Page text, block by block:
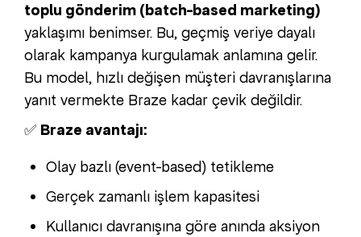
toplu gönderim (batch-based marketing)
yaklaşımı benimser. Bu, geçmiş veriye dayalı
olarak kampanya kurgulamak anlamına gelir.
Bu model, hızlı değişen müşteri davranışlarına
yanıt vermekte Braze kadar çevik değildir.
✅ Braze avantajı:
Olay bazlı (event-based) tetikleme
Gerçek zamanlı işlem kapasitesi
Kullanıcı davranışına göre anında aksiyon